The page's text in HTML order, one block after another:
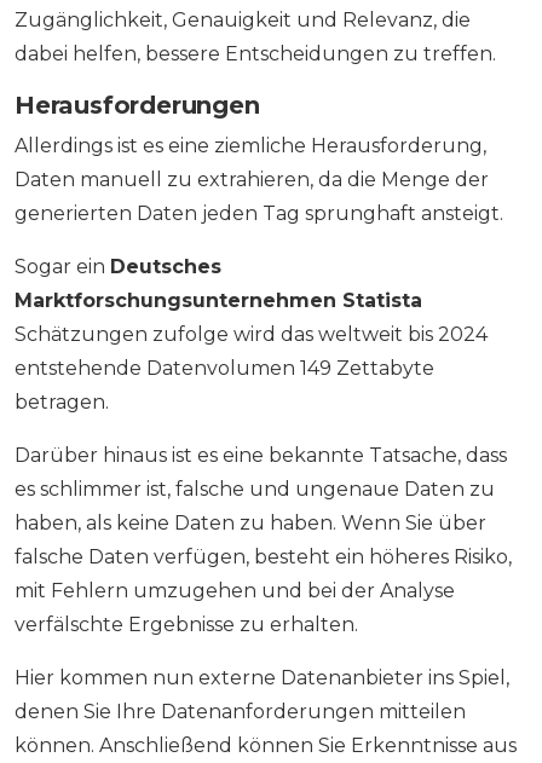
Zugänglichkeit, Genauigkeit und Relevanz, die
dabei helfen, bessere Entscheidungen zu treffen.
Herausforderungen
Allerdings ist es eine ziemliche Herausforderung,
Daten manuell zu extrahieren, da die Menge der
generierten Daten jeden Tag sprunghaft ansteigt.
Sogar ein Deutsches
Marktforschungsunternehmen Statista
Schätzungen zufolge wird das weltweit bis 2024
entstehende Datenvolumen 149 Zettabyte
betragen.
Darüber hinaus ist es eine bekannte Tatsache, dass
es schlimmer ist, falsche und ungenaue Daten zu
haben, als keine Daten zu haben. Wenn Sie über
falsche Daten verfügen, besteht ein höheres Risiko,
mit Fehlern umzugehen und bei der Analyse
verfälschte Ergebnisse zu erhalten.
Hier kommen nun externe Datenanbieter ins Spiel,
denen Sie Ihre Datenanforderungen mitteilen
können. Anschließend können Sie Erkenntnisse aus